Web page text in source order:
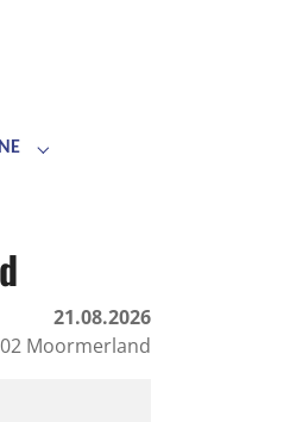
Submenu for "Infos & Termine"
21.08.2026
Moormerland